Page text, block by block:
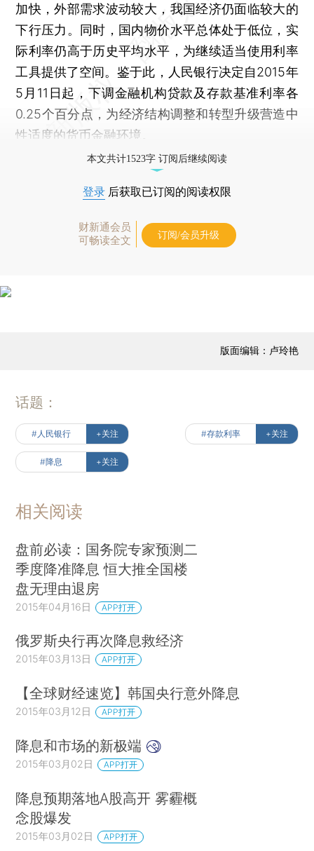
加快，外部需求波动较大，我国经济仍面临较大的
下行压力。同时，国内物价水平总体处于低位，实
际利率仍高于历史平均水平，为继续适当使用利率
工具提供了空间。鉴于此，人民银行决定自2015年
5月11日起，下调金融机构贷款及存款基准利率各
0.25个百分点，为经济结构调整和转型升级营造中
性适度的货币金融环境。
本文共计1523字 订阅后继续阅读
登录 后获取已订阅的阅读权限
财新通会员
可畅读全文
订阅/会员升级
版面编辑：卢玲艳
话题：
#人民银行 +关注 #存款利率 +关注
#降息 +关注
相关阅读
盘前必读：国务院专家预测二
季度降准降息 恒大推全国楼
盘无理由退房
2015年04月16日 APP打开
俄罗斯央行再次降息救经济
2015年03月13日 APP打开
【全球财经速览】韩国央行意外降息
2015年03月12日 APP打开
降息和市场的新极端
2015年03月02日 APP打开
降息预期落地A股高开 雾霾概
念股爆发
2015年03月02日 APP打开